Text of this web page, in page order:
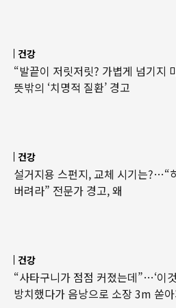
건강
“발끝이 저릿저릿? 가볍게 넘기지
뜻밖의 ‘치명적 질환’ 경고
건강
설거지용 스펀지, 교체 시기는?…“
버려라” 전문가 경고, 왜
건강
“사타구니가 점점 커졌는데”…‘이
방치했다가 음낭으로 소장 3m 쏟